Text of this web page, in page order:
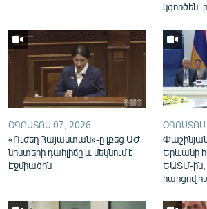
«Ազատության» բոլոր կայքերը
կգործեն.
ՕԳՈՍՏՈՍ 07, 2026
«Ուժեղ Հայաստան»-ը լքեց ԱԺ
նիստերի դահլիճը և մեկնում է
Էջմիածին
ՕԳՈՍՏՈՍ
Երևանի
ԵԱՏՄ-ին,
հարցով